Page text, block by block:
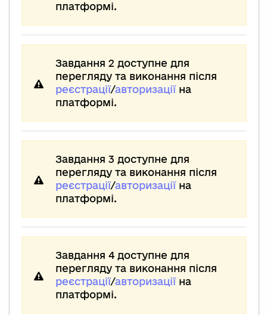
платформі.
Завдання 2 доступне для
перегляду та виконання після
реєстрації/авторизаціїна
платформі.
Завдання 3 доступне для
перегляду та виконання після
реєстрації/авторизаціїна
платформі.
Завдання 4 доступне для
перегляду та виконання після
реєстрації/авторизаціїна
платформі.